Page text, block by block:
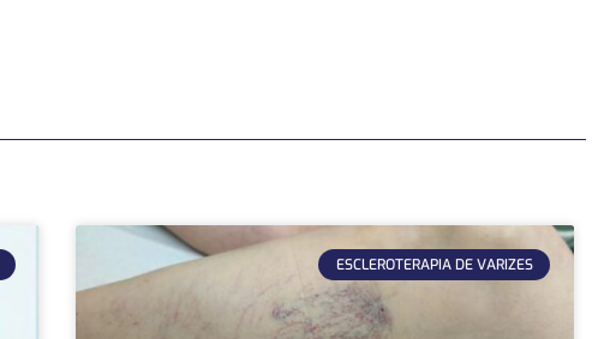
ESCLEROTERAPIA DE VARIZES